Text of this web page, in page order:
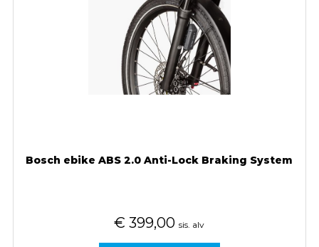
Bosch ebike ABS 2.0 Anti-Lock Braking System
€ 399,00 sis. alv